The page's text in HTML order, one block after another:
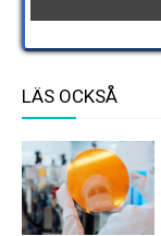
LÄS OCKSÅ